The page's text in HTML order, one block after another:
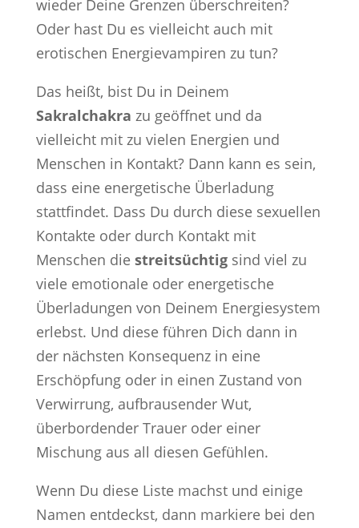
wieder Deine Grenzen überschreiten?
Oder hast Du es vielleicht auch mit
erotischen Energievampiren zu tun?
Das heißt, bist Du in Deinem
Sakralchakra zu geöffnet und da
vielleicht mit zu vielen Energien und
Menschen in Kontakt? Dann kann es sein,
dass eine energetische Überladung
stattfindet. Dass Du durch diese sexuellen
Kontakte oder durch Kontakt mit
Menschen die streitsüchtigsind viel zu
viele emotionale oder energetische
Überladungen von Deinem Energiesystem
erlebst. Und diese führen Dich dann in
der nächsten Konsequenz in eine
Erschöpfung oder in einen Zustand von
Verwirrung, aufbrausender Wut,
überbordender Trauer oder einer
Mischung aus all diesen Gefühlen.
Wenn Du diese Liste machst und einige
Namen entdeckst, dann markiere bei den